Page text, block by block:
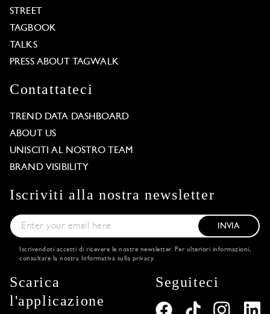
STREET
TAGBOOK
TALKS
PRESS ABOUT TAGWALK
Contattateci
TREND DATA DASHBOARD
ABOUT US
UNISCITI AL NOSTRO TEAM
BRAND VISIBILITY
Iscriviti alla nostra newsletter
INVIA
Iscrivendoti accetti di ricevere le nostre newsletter. Per ulteriori informazioni,
consultare la nostra
Informativa sulla privacy.
Scarica
l'applicazione
Seguiteci